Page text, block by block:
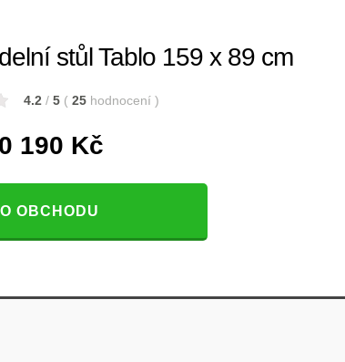
stůl Tablo 159 x 89 cm
4.2 / 5 ( 25 hodnocení )
190 Kč
OBCHODU